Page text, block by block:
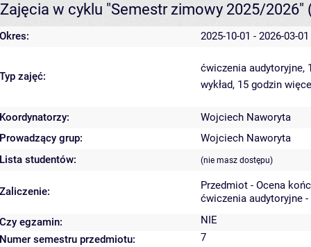
Zajęcia w cyklu "Semestr zimowy 2025/2026"
Okres: 2025-10-01 - 2026-03-01
Typ zajęć:
ćwiczenia audytoryjne,
wykład, 15 godzin
Koordynatorzy:
Wojciech Naworyta
Prowadzący grup:
Wojciech Naworyta
Lista studentów:
(nie masz dostępu)
Zaliczenie:
Przedmiot - Ocena
ćwiczenia audytoryjne
Czy egzamin:
NIE
Numer semestru przedmiotu:
7